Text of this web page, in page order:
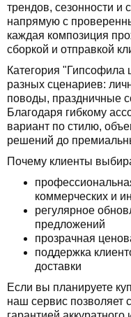
трендов, сезонности и
напрямую с
каждая композиция
сборкой и отправкой
Категория "Гипсофила
разных сценариев:
поводы, праздничные
Благодаря гибкому
вариант по стилю,
решений до
Почему клиенты
коммерческих и
регулярное
предложений
прозрачная
поддержка
доставки
Если вы планируете
наш сервис позволяет